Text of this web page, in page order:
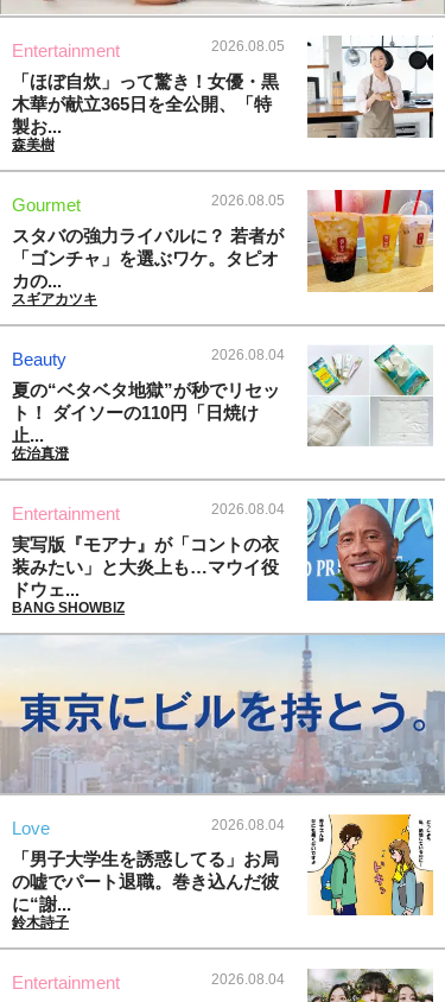
Entertainment 2026.08.05
「ほぼ自炊」って驚き！女優・黒
木華が献立365日を全公開、「特
製お...
森美樹
Gourmet 2026.08.05
スタバの強力ライバルに？ 若者が
「ゴンチャ」を選ぶワケ。タピオ
カの...
スギアカツキ
Beauty 2026.08.04
夏の“ベタベタ地獄”が秒でリセッ
ト！ ダイソーの110円「日焼け
止...
佐治真澄
Entertainment 2026.08.04
実写版『モアナ』が「コントの衣
装みたい」と大炎上も…マウイ役
ドウェ...
BANG SHOWBIZ
Love 2026.08.04
「男子大学生を誘惑してる」お局
の嘘でパート退職。巻き込んだ彼
に“謝...
鈴木詩子
Entertainment 2026.08.04